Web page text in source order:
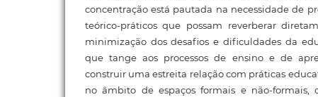
concentração está pautada na necessidade de
teórico-práticos que possam reverberar
minimização dos desafios e dificuldades da
que tange aos processos de ensino e de
construir uma estreita relação com práticas
no âmbito de espaços formais e não-